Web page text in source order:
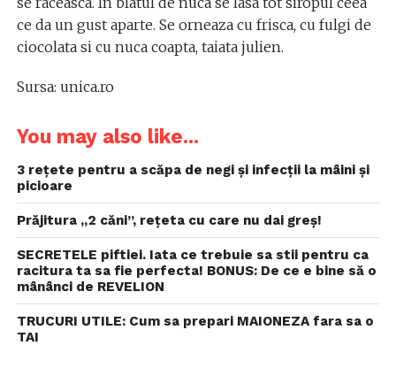
ce da un gust aparte. Se orneaza cu frisca, cu fulgi de
ciocolata si cu nuca coapta, taiata julien.
Sursa: unica.ro
You may also like...
3 rețete pentru a scăpa de negi și infecții la mâini și
picioare
Prăjitura „2 căni”, rețeta cu care nu dai greș!
SECRETELE piftiei. Iata ce trebuie sa stii pentru ca
racitura ta sa fie perfecta! BONUS: De ce e bine să o
mânânci de REVELION
TRUCURI UTILE: Cum sa prepari MAIONEZA fara sa o
TAI